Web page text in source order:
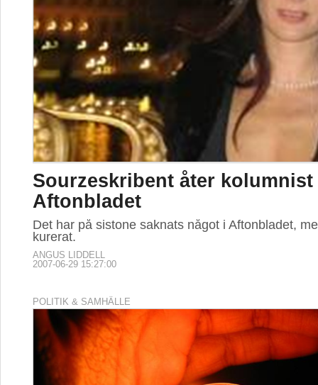
Sourzeskribent åter kolumnist
Aftonbladet
Det har på sistone saknats något i Aftonbladet,
kurerat.
ANGUS LIDDELL
2007-06-29 15:27:00
POLITIK & SAMHÄLLE